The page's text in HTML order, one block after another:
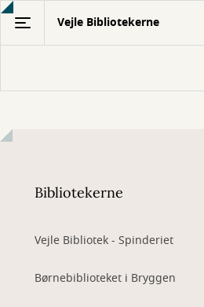
Gå
hovedindhold
Vejle Bibliotekerne
Bibliotekerne
Vejle Bibliotek - Spinderiet
Børnebiblioteket i Bryggen